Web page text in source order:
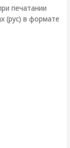
печатании
(рус) в формате